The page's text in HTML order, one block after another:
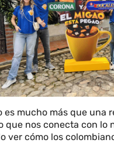
es mucho más que una
que nos conecta con lo
ver cómo los